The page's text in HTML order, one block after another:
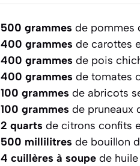
500 grammes de pommes
400 grammes de carottes
400 grammes de pois
400 grammes de tomates
100 grammes de abricots
100 grammes de pruneaux
2 quarts de citrons confits
500 millilitres de bouillon
4 cuillères à soupe de